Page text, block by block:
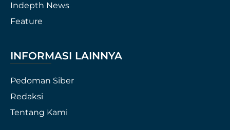
Indepth News
Feature
INFORMASI LAINNYA
Pedoman Siber
Redaksi
Tentang Kami